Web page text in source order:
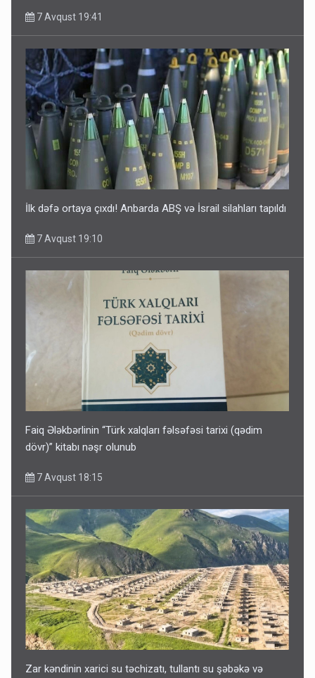
7 Avqust 19:41
İlk dəfə ortaya çıxdı! Anbarda ABŞ və İsrail silahları tapıldı
7 Avqust 19:10
Faiq Ələkbərlinin “Türk xalqları fəlsəfəsi tarixi (qədim
dövr)” kitabı nəşr olunub
7 Avqust 18:15
Zar kəndinin xarici su təchizatı, tullantı su şəbəkə və